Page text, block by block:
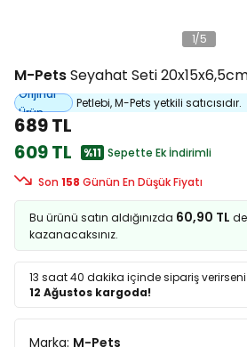
1/5
M-PetsSeyahat Seti
Orijinal
Ürün
Petlebi, M-Pets yetkili satıcısıdır.
689 TL
609 TL
%11 Sepette Ek İndirimli
Son 158 Günün En Düşük Fiyatı
Bu ürünü satın aldığınızda 60,90 TL
kazanacaksınız.
13 saat 40 dakika içinde sipariş
12 Ağustos kargoda!
Marka: M-Pets